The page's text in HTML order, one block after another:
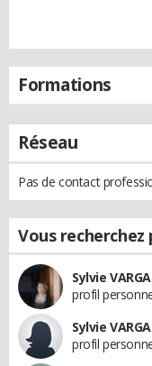
Formations
Réseau
Pas de contact
Vous
Sylvie
profil
Sylvie
profil